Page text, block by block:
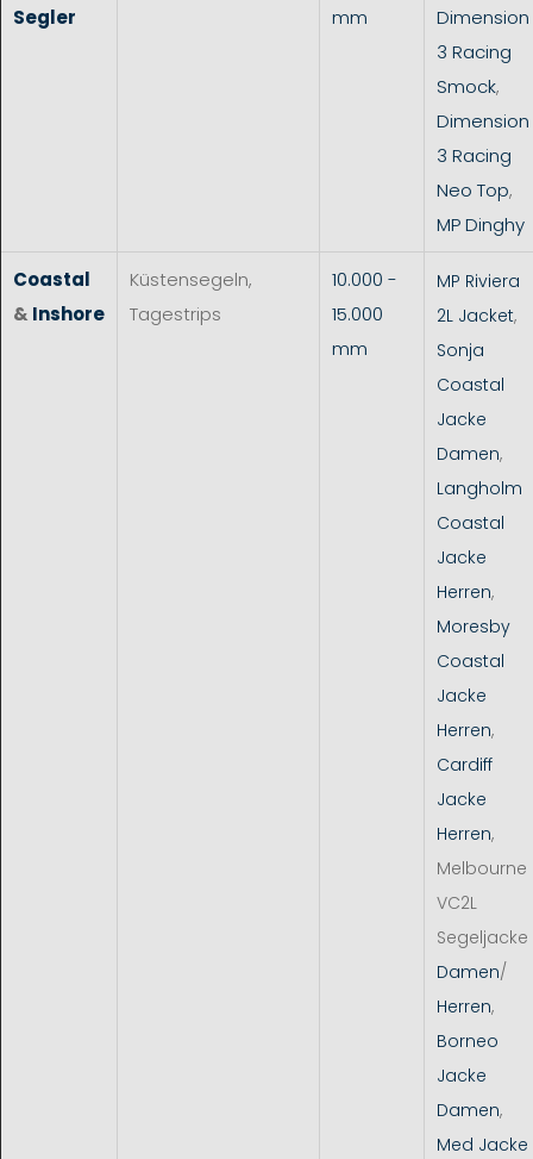
Segler mm
Dimension
3 Racing
Smock,
Dimension
3 Racing
Neo Top,
MP Dinghy
Coastal
& Inshore
Küstensegeln,
Tagestrips
10.000 -
15.000
mm
MP Riviera
2L Jacket,
Sonja
Coastal
Jacke
Damen,
Langholm
Coastal
Jacke
Herren,
Moresby
Coastal
Jacke
Herren,
Cardiff
Jacke
Herren,
Melbourne
VC2L
Segeljacke
Damen/
Herren,
Borneo
Jacke
Damen,
Med Jacke